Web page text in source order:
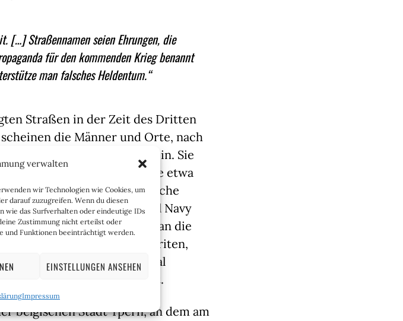
verwalten
wir Technologien wie Cookies, um
darauf zuzugreifen. Wenn du diesen
wie das Surfverhalten oder eindeutige IDs
Zustimmung nicht erteilst oder
und Funktionen beeinträchtigt werden.
EINSTELLUNGEN ANSEHEN
Impressum
[…] Straßennamen seien Ehrungen, die
für den kommenden Krieg benannt
man falsches Heldentum.“
Straßen in der Zeit des Dritten
die Männer und Orte, nach
kaum noch bekannt zu sein. Sie
Die Skagerrakstraße etwa
benannt, in der die deutsche
Sieg gegen die Royal Navy
Situation, allen voran die
der Nordsee durch die Briten,
Flotte vom Admiral
der Straßen benannt ist.
belgischen Stadt Ypern, an dem am